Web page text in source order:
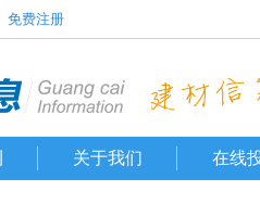
免费注册
关于我们 在线